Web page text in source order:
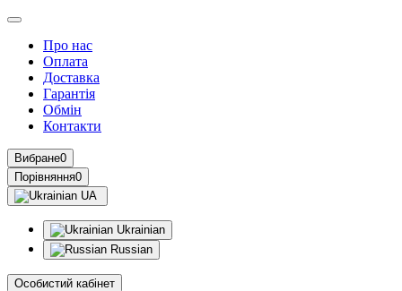
Про нас
Оплата
Доставка
Гарантія
Обмін
Контакти
Вибране0
Порівняння0
UA
Ukrainian
Russian
Особистий кабінет